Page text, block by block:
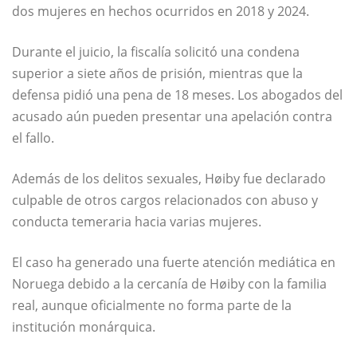
dos mujeres en hechos ocurridos en 2018 y 2024.
Durante el juicio, la fiscalía solicitó una condena
superior a siete años de prisión, mientras que la
defensa pidió una pena de 18 meses. Los abogados del
acusado aún pueden presentar una apelación contra
el fallo.
Además de los delitos sexuales, Høiby fue declarado
culpable de otros cargos relacionados con abuso y
conducta temeraria hacia varias mujeres.
El caso ha generado una fuerte atención mediática en
Noruega debido a la cercanía de Høiby con la familia
real, aunque oficialmente no forma parte de la
institución monárquica.